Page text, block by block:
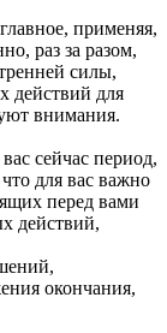
применяя,
раз за разом,
силы,
действий для
внимания.
сейчас период,
для вас важно
перед вами
действий,
окончания,